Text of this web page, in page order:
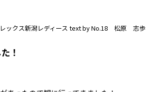
ックス新潟レディース text by No.18 松原 志歩
！